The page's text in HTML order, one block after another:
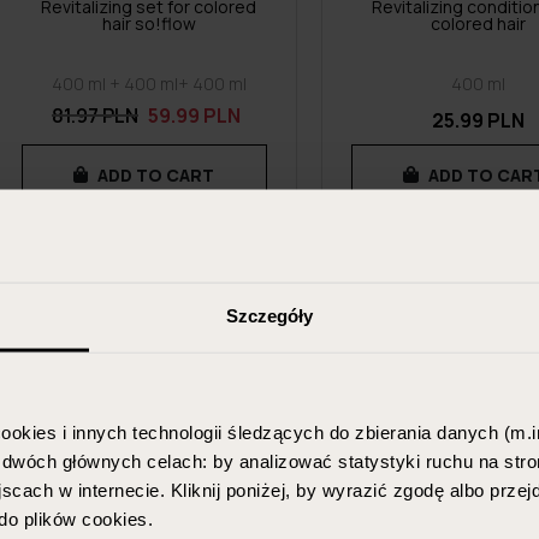
Szczegóły
i innych technologii śledzących do zbierania danych
głównych celach: by analizować statystyki ruchu na
w internecie. Kliknij poniżej, by wyrazić zgodę albo
plików cookies.
Revitalizing set for colored
hair so!flow
400 ml + 400 ml+ 400 ml
81.97 PLN 59.99 PLN
ADD TO CART
Revitalizing
colored hair
400 ml
25.99 PLN
ADD TO